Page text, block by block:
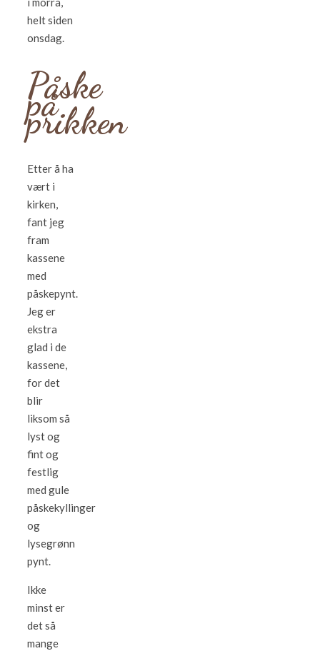
helt siden
onsdag.
Påske
på
prikken
Etter å ha
vært i
kirken,
fant jeg
fram
kassene
med
påskepynt.
Jeg er
ekstra
glad i de
kassene,
for det
blir
liksom så
lyst og
fint og
festlig
med gule
påskekyllinger
og
lysegrønn
pynt.
Ikke
minst er
det så
mange